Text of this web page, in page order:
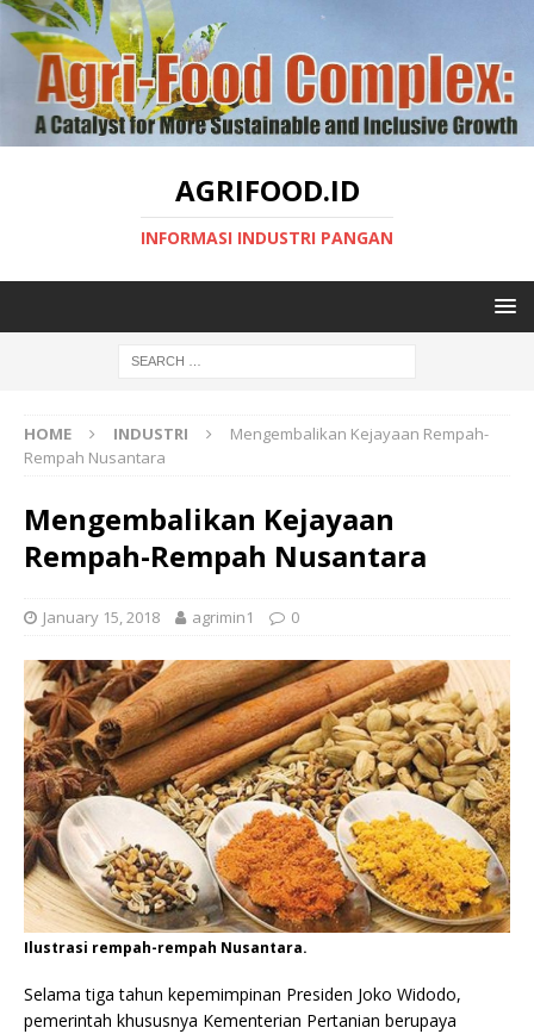
AGRIFOOD.ID
INFORMASI INDUSTRI PANGAN
HOME INDUSTRI
Mengembalikan Kejayaan Rempah-
Rempah Nusantara
Mengembalikan Kejayaan
Rempah-Rempah Nusantara
January 15, 2018 agrimin1 0
Ilustrasi rempah-rempah Nusantara.
Selama tiga tahun kepemimpinan Presiden Joko Widodo,
pemerintah khususnya Kementerian Pertanian berupaya